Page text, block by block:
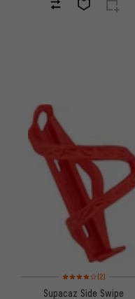
Bewertungen: 4
(2)
Supacaz Side Swipe